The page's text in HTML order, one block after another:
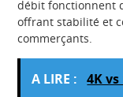
débit fonctionnent
offrant stabilité et
commerçants.
A LIRE : 4K